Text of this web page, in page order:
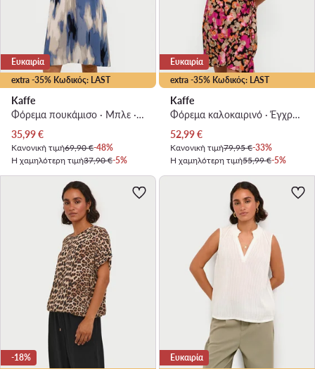
extra -35% Κωδικός: LAST
Ευκαιρία
Kaffe
Φόρεμα πουκάμισο · Μπλε · Mini
Τρέχουσα τιμή
35,99€
Κανονική τιμή69,90 €-48%
Η χαμηλότερη τιμή37,90 €-5%
extra -35% Κωδικός: LAST
Ευκαιρία
Kaffe
Φόρεμα καλοκαιρινό · Έγχρωμο · Mini
Τρέχουσα τιμή
52,99€
Κανονική τιμή79,95 €-33%
Η χαμηλότερη τιμή55,99 €-5%
-18% Ευκαιρία